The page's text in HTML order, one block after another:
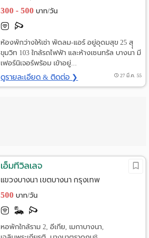
300 - 500 บาท/วัน
ห้องพักว่างให้เช่า พัดลม-แอร์ อยู่อุดมสุข 25 สุุ
ขุมวิท 103 ใกล้รถไฟฟ้า และห้างเซนทรัล บางนา มี
เฟอร์นิเจอร์พร้อม เข้าอยู่...
ดูรายละเอียด & ติดต่อ ❯ 27 มี.ค. 55
เอ็มทีวิลเลจ
แขวงบางนา เขตบางนา กรุงเทพ
500 บาท/วัน
หอพักใกล้ราม 2, อีเกีย, เมกาบางนา,